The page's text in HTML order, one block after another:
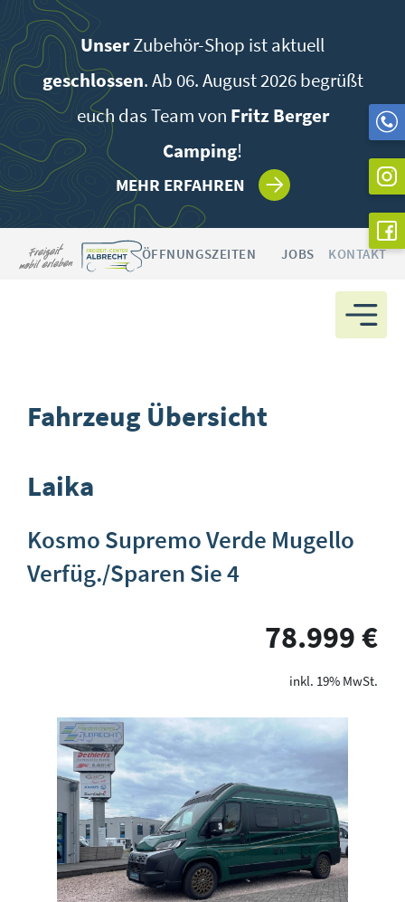
Inhalt
springen
UnserZubehör-Shop ist aktuell
geschlossen. Ab 06. August 2026 begrüßt
euch das Team von Fritz Berger
Camping!
MEHR ERFAHREN
ÖFFNUNGSZEITEN JOBS KONTAKT
Fahrzeug Übersicht
Laika
Kosmo Supremo Verde Mugello
Verfüg./Sparen Sie 4
78.999 €
19% MwSt.